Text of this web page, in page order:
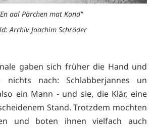
aal Pärchen mat Kand"
Archiv Joachim Schröder
gaben sich früher die Hand und
nach: Schlabberjannes un
ein Mann - und sie, die Klär, eine
Stand. Trotzdem mochten
und boten ihnen vielfach auch